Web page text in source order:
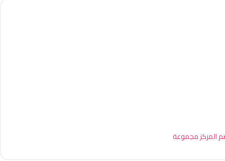
المركز مجموعة